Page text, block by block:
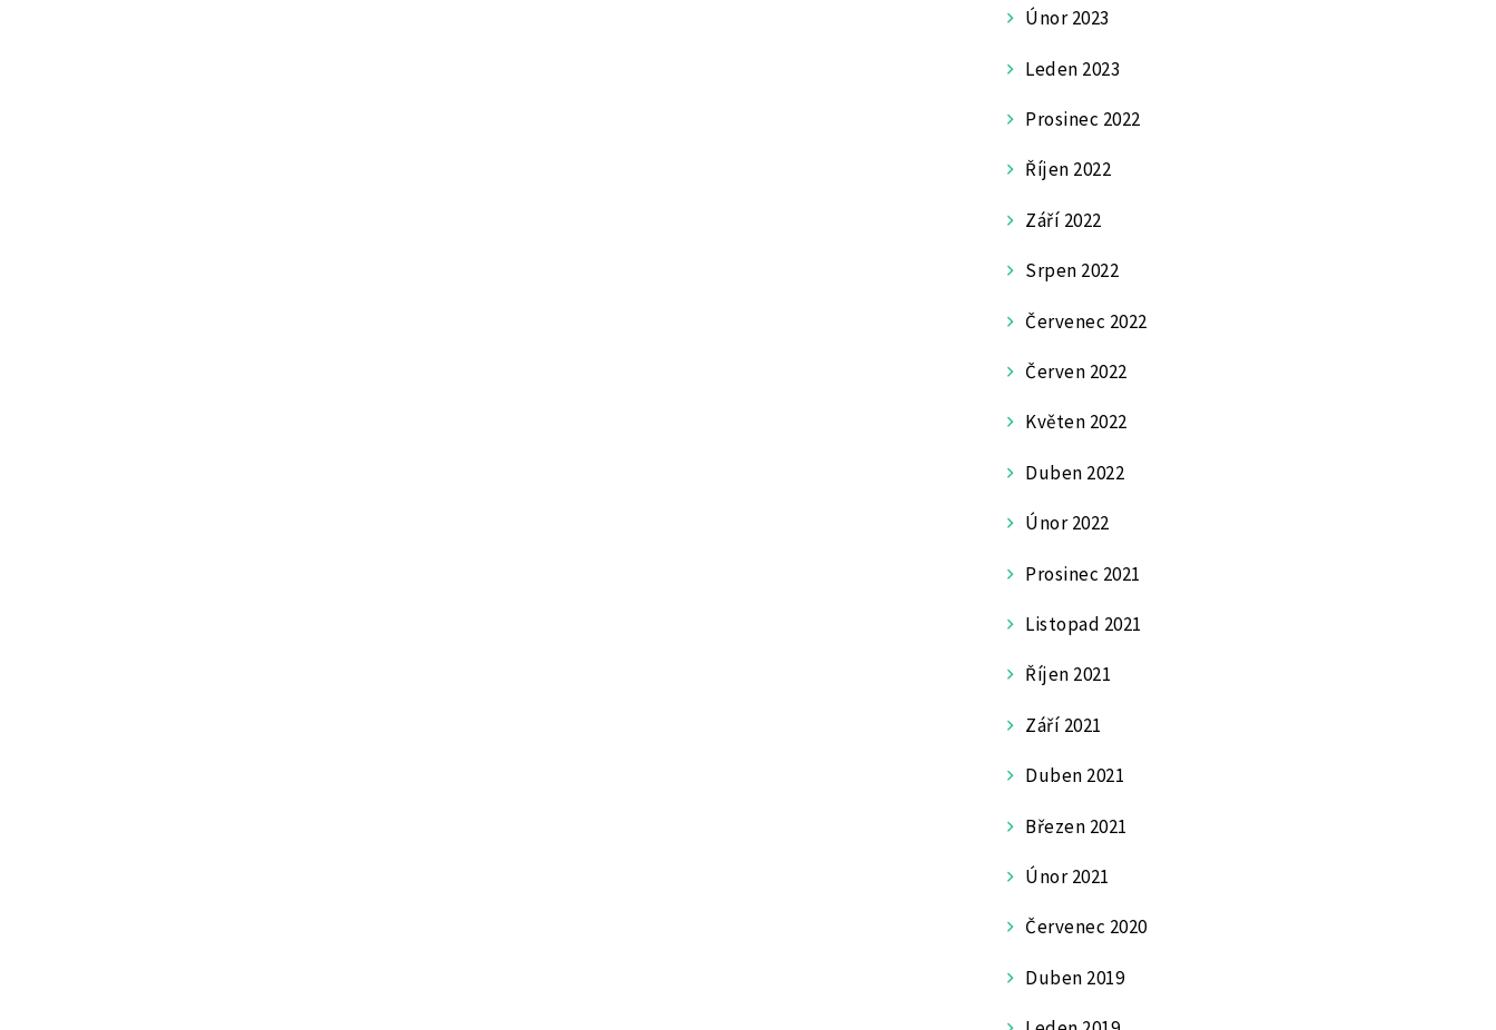
Únor 2023
Leden 2023
Prosinec 2022
Říjen 2022
Září 2022
Srpen 2022
Červenec 2022
Červen 2022
Květen 2022
Duben 2022
Únor 2022
Prosinec 2021
Listopad 2021
Říjen 2021
Září 2021
Duben 2021
Březen 2021
Únor 2021
Červenec 2020
Duben 2019